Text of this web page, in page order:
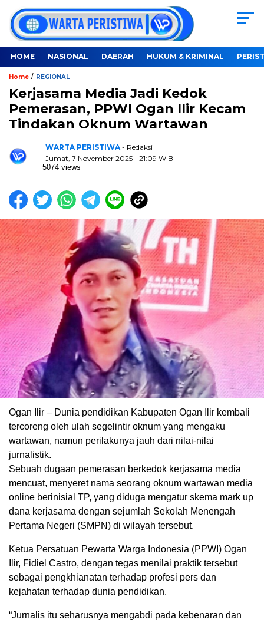
HOME NASIONAL DAERAH HUKUM & KRIMINAL
Home / REGIONAL
Kerjasama Media Jadi Kedok
Pemerasan, PPWI Ogan Ilir Kecam
Tindakan Oknum Wartawan
WARTA PERISTIWA - Redaksi
Jumat, 7 November 2025 - 21:09 WIB
5074 views
Ogan Ilir – Dunia pendidikan Kabupaten Ogan Ilir kembali
tercoreng oleh ulah segelintir oknum yang mengaku
wartawan, namun perilakunya jauh dari nilai-nilai
jurnalistik.
Sebuah dugaan pemerasan berkedok kerjasama media
mencuat, menyeret nama seorang oknum wartawan media
online berinisial TP, yang diduga mengatur skema mark up
dana kerjasama dengan sejumlah Sekolah Menengah
Pertama Negeri (SMPN) di wilayah tersebut.
Ketua Persatuan Pewarta Warga Indonesia (PPWI) Ogan
Ilir, Fidiel Castro, dengan tegas menilai praktik tersebut
sebagai pengkhianatan terhadap profesi pers dan
kejahatan terhadap dunia pendidikan.
“Jurnalis itu seharusnya mengabdi pada kebenaran dan